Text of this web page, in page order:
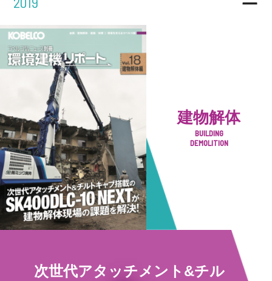
建物解体
BUILDING
DEMOLITION
次世代アタッチメント&チル